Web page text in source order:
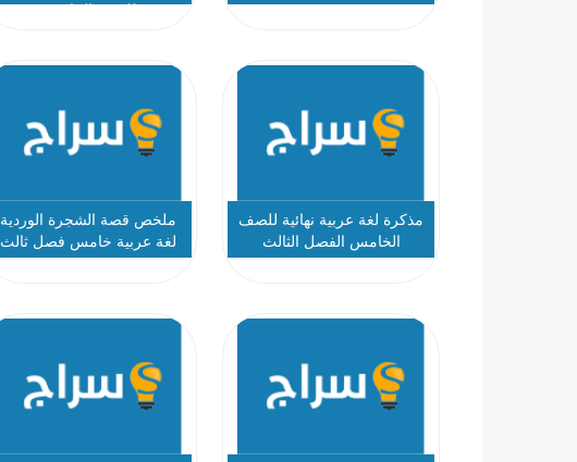
للصف الخامس
مذكرة لغة عربية نهائية للصف
الخامس الفصل الثالث
ملخص قصة الشجرة الوردية
لغة عربية خامس فصل ثالث